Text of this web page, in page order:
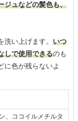
ジュなどの髪色も、
い上げます。 いつ
しで使用できるのも
に色が残らないよ
、ココイルメチルタ